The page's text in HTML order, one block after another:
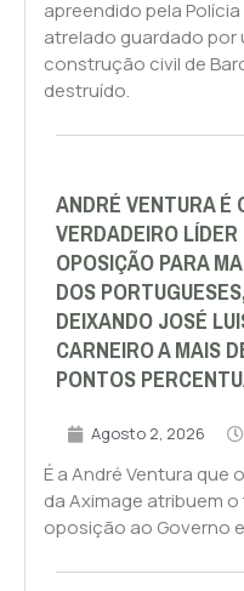
apreendido pela
atrelado guardado por
construção civil de
destruído.
ANDRÉ VENTURA É
VERDADEIRO
OPOSIÇÃO PARA
DOS
DEIXANDO JOSÉ
CARNEIRO A MAIS
PONTOS
Agosto 2, 2026
É a André Ventura que
da Aximage atribuem
oposição ao Governo